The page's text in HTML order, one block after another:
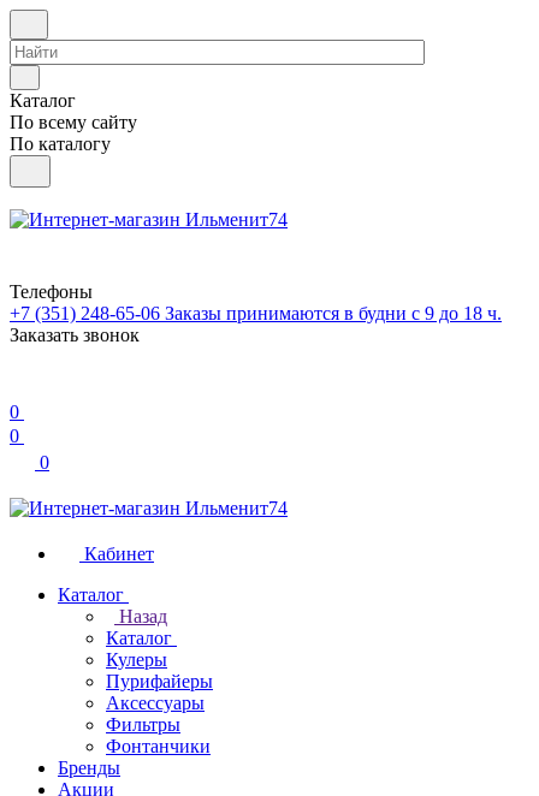
Каталог
По всему сайту
По каталогу
Телефоны
+7 (351) 248-65-06 Заказы принимаются в будни с 9 до 18 ч.
Заказать звонок
0
0
0
Кабинет
Каталог
Назад
Каталог
Кулеры
Пурифайеры
Аксессуары
Фильтры
Фонтанчики
Бренды
Акции